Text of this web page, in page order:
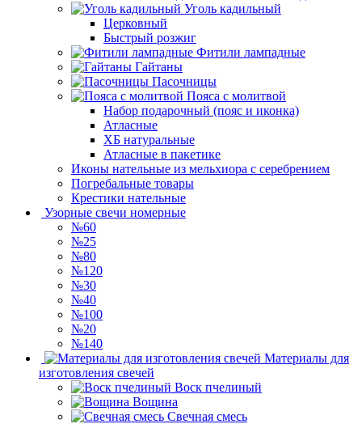
Уголь кадильный
Церковный
Быстрый розжиг
Фитили лампадные
Гайтаны
Пасочницы
Пояса с молитвой
Набор подарочный (пояс и иконка)
Атласные
ХБ натуральные
Атласные в пакетике
Иконы нательные из мельхиора с серебрением
Погребальные товары
Крестики нательные
Узорные свечи номерные
№60
№25
№80
№120
№30
№40
№100
№20
№140
Материалы для
изготовления свечей
Воск пчелиный
Вощина
Свечная смесь